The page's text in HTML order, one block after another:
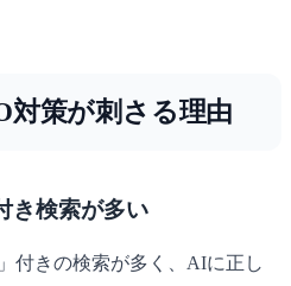
策が刺さる理由
き検索が多い
付きの検索が多く、AIに正し